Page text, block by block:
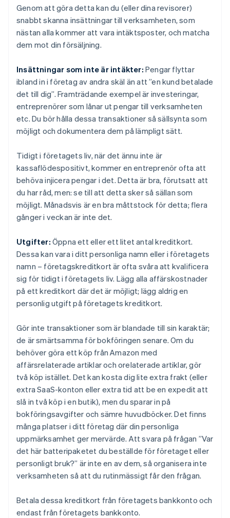
Genom att göra detta kan du (eller dina revisorer)
snabbt skanna insättningar till verksamheten, som
nästan alla kommer att vara intäktsposter, och matcha
dem mot din försäljning.
Insättningar som inte är intäkter: Pengar flyttar
ibland in i företag av andra skäl än att ”en kund betalade
det till dig”. Framträdande exempel är investeringar,
entreprenörer som lånar ut pengar till verksamheten
etc. Du bör hålla dessa transaktioner så sällsynta som
möjligt och dokumentera dem på lämpligt sätt.
Tidigt i företagets liv, när det ännu inte är
kassaflödespositivt, kommer en entreprenör ofta att
behöva injicera pengar i det. Detta är bra, förutsatt att
du har råd, men: se till att detta sker så sällan som
möjligt. Månadsvis är en bra måttstock för detta; flera
gånger i veckan är inte det.
Utgifter: Öppna ett eller ett litet antal kreditkort.
Dessa kan vara i ditt personliga namn eller i företagets
namn – företagskreditkort är ofta svåra att kvalificera
sig för tidigt i företagets liv. Lägg alla affärskostnader
på ett kreditkort där det är möjligt; lägg aldrig en
personlig utgift på företagets kreditkort.
Gör inte transaktioner som är blandade till sin karaktär;
de är smärtsamma för bokföringen senare. Om du
behöver göra ett köp från Amazon med
affärsrelaterade artiklar och orelaterade artiklar, gör
två köp istället. Det kan kosta dig lite extra frakt (eller
extra SaaS-konton eller extra tid att be en expedit att
slå in två köp i en butik), men du sparar in på
bokföringsavgifter och sämre huvudböcker. Det finns
många platser i ditt företag där din personliga
uppmärksamhet ger mervärde. Att svara på frågan ”Var
det här batteripaketet du beställde för företaget eller
personligt bruk?” är inte en av dem, så organisera inte
verksamheten så att du rutinmässigt får den frågan.
Betala dessa kreditkort från företagets bankkonto och
endast från företagets bankkonto.